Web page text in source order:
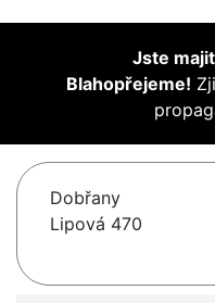
Jste
Blahopřejeme!
Dobřany
Lipová 470